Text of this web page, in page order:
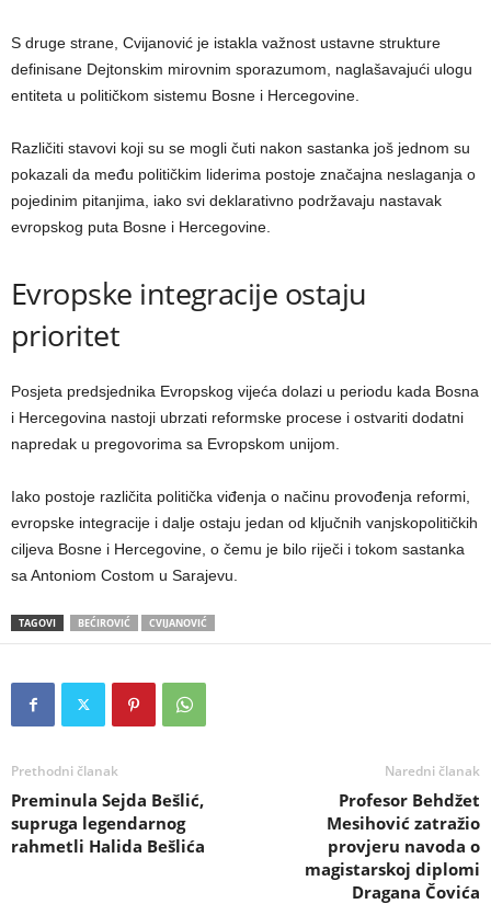
S druge strane, Cvijanović je istakla važnost ustavne strukture
definisane Dejtonskim mirovnim sporazumom, naglašavajući ulogu
entiteta u političkom sistemu Bosne i Hercegovine.
Različiti stavovi koji su se mogli čuti nakon sastanka još jednom su
pokazali da među političkim liderima postoje značajna neslaganja o
pojedinim pitanjima, iako svi deklarativno podržavaju nastavak
evropskog puta Bosne i Hercegovine.
Evropske integracije ostaju
prioritet
Posjeta predsjednika Evropskog vijeća dolazi u periodu kada Bosna
i Hercegovina nastoji ubrzati reformske procese i ostvariti dodatni
napredak u pregovorima sa Evropskom unijom.
Iako postoje različita politička viđenja o načinu provođenja reformi,
evropske integracije i dalje ostaju jedan od ključnih vanjskopolitičkih
ciljeva Bosne i Hercegovine, o čemu je bilo riječi i tokom sastanka
sa Antoniom Costom u Sarajevu.
TAGOVI BEĆIROVIĆ CVIJANOVIĆ
Prethodni članak
Preminula Sejda Bešlić,
supruga legendarnog
rahmetli Halida Bešlića
Naredni članak
Profesor Behdžet
Mesihović zatražio
provjeru navoda o
magistarskoj diplomi
Dragana Čovića